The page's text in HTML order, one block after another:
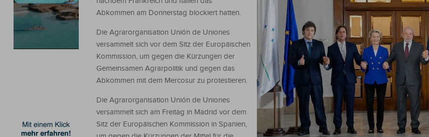
Abkommen am Donnerstag blockiert hatten.
Die Agrarorganisation Unión de Uniones
versammelt sich vor dem Sitz der Europäischen
Kommission, um gegen die Kürzungen der
Gemeinsamen Agrarpolitik und gegen das
Abkommen mit dem Mercosur zu protestieren.
Die Agrarorganisation Unión de Uniones
versammelt sich am Freitag in Madrid vor dem
Sitz der Europäischen Kommission in Spanien,